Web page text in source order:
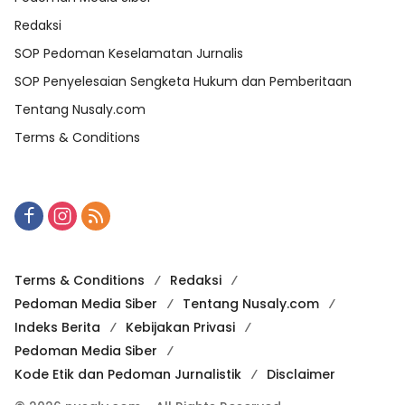
Redaksi
SOP Pedoman Keselamatan Jurnalis
SOP Penyelesaian Sengketa Hukum dan Pemberitaan
Tentang Nusaly.com
Terms & Conditions
Terms & Conditions
Redaksi
Pedoman Media Siber
Tentang Nusaly.com
Indeks Berita
Kebijakan Privasi
Pedoman Media Siber
Kode Etik dan Pedoman Jurnalistik
Disclaimer